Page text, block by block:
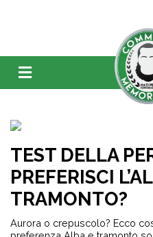
TEST DELLA
PREFERISCI
TRAMONTO?
Aurora o crepuscolo? Ecco